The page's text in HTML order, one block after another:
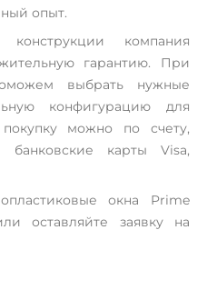
опыт.
конструкции компания
гарантию. При
выбрать нужные
конфигурацию для
покупку можно по счету,
банковские карты Visa,
окна Prime
оставляйте заявку на